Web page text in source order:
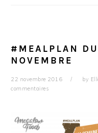
#MEALPLAN
NOVEMBRE
22 novembre 2016 by
commentaires